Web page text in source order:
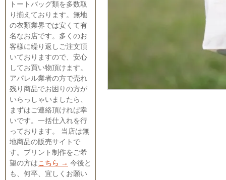
トートバッグ類を多数取
り揃えております。無地
の衣類業界では安くて有
名なお店です。多くのお
客様に繰り返しご注文頂
いておりますので、安心
してお買い物頂けます。
アパレル業者の方で売れ
残り商品でお困りの方が
いらっしゃいましたら、
まずはご連絡頂ければ幸
いです。一括仕入れを行
っております。 当店は無
地商品の販売サイトで
す。プリント制作をご希
望の方はこちら → 今後と
も、何卒、宜しくお願い